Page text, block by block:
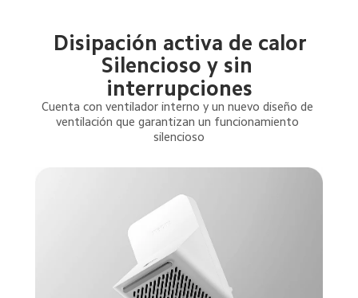
Disipación activa de calor
Silencioso y sin
interrupciones
Cuenta con ventilador interno y un nuevo diseño de
ventilación que garantizan un funcionamiento
silencioso